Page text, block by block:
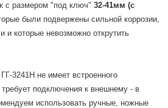
с размером "под ключ" 32-41мм (с
были подвержены сильной коррозии,
и которые невозможно открутить
3241Н не имеет встроенного
требует подключения к внешнему - в
использовать ручные, ножные